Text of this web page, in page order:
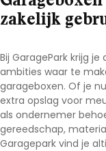
zakelijk
Bij GaragePark krijg
ambities waar te
garageboxen. Of je
extra opslag voor
als ondernemer
gereedschap,
Garagepark vind je